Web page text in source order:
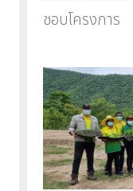
ชอบโครงการ